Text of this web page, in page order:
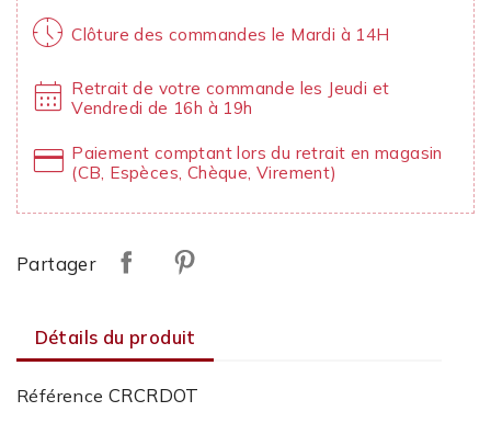
nest_clock_farsight_analog Clôture des commandes le Mardi à 14H
calendar_month Retrait de votre commande les Jeudi et
Vendredi de 16h à 19h
credit_card Paiement comptant lors du retrait en magasin
(CB, Espèces, Chèque, Virement)
Partager
Détails du produit
Référence CRCRDOT